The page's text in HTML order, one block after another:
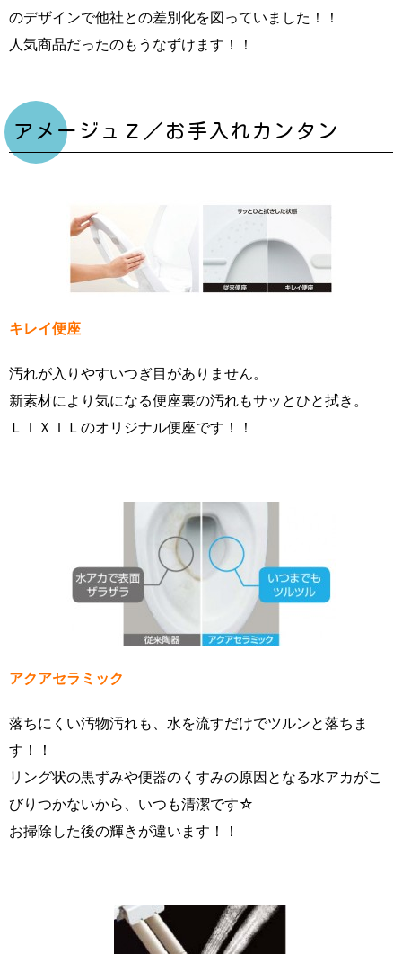
のデザインで他社との差別化を図っていました！！
人気商品だったのもうなずけます！！
アメージュＺ／お手入れカンタン
キレイ便座
汚れが入りやすいつぎ目がありません。
新素材により気になる便座裏の汚れもサッとひと拭き。
ＬＩＸＩＬのオリジナル便座です！！
アクアセラミック
落ちにくい汚物汚れも、水を流すだけでツルンと落ちま
す！！
リング状の黒ずみや便器のくすみの原因となる水アカがこ
びりつかないから、いつも清潔です☆
お掃除した後の輝きが違います！！